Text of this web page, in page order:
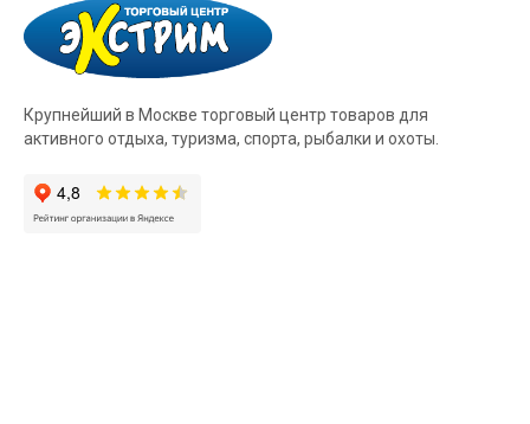
Крупнейший в Москве торговый центр товаров для
активного отдыха, туризма, спорта, рыбалки и охоты.